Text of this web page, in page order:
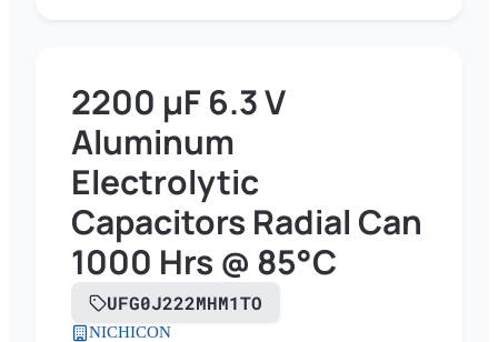
2200 µF 6.3 V
Aluminum
Electrolytic
Capacitors Radial Can
1000 Hrs @ 85°C
UFG0J222MHM1TO
NICHICON